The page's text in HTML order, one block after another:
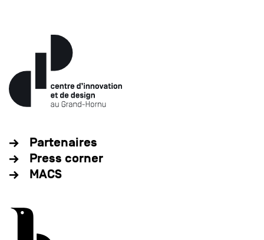
Partenaires
Press corner
MACS